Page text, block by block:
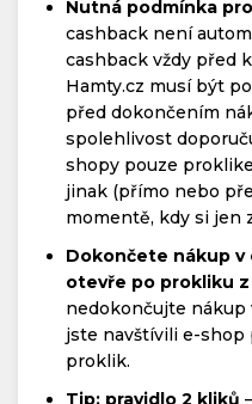
Nutná podmínka
cashback není
cashback vždy před
Hamty.cz musí být
před dokončením
spolehlivost
shopy pouze
jinak (přímo nebo
momentě, kdy si jen
Dokončete nákup v
otevře po prokliku z
nedokončujte nákup
jste navštívili e-
proklik.
Tip: pravidlo 2 kliků